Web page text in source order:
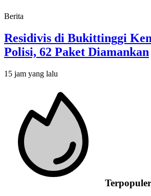
Berita
Residivis di Bukittinggi
Polisi, 62 Paket Diamankan
15 jam yang lalu
Terpopuler